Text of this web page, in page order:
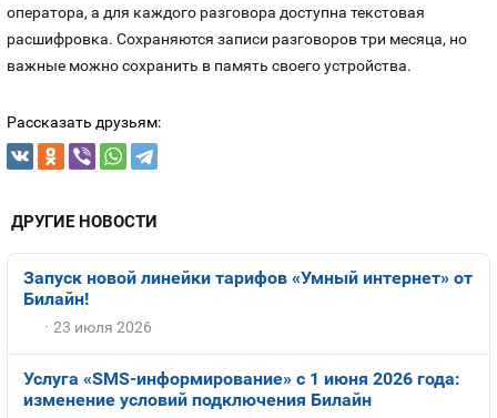
оператора, а для каждого разговора доступна текстовая
расшифровка. Сохраняются записи разговоров три месяца, но
важные можно сохранить в память своего устройства.
Рассказать друзьям:
ДРУГИЕ НОВОСТИ
Запуск новой линейки тарифов «Умный интернет» от
Билайн!
23 июля 2026
Услуга «SMS-информирование» с 1 июня 2026 года:
изменение условий подключения Билайн